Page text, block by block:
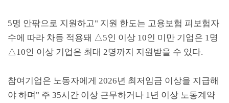
5명 안팎으로 지원하고" 지원 한도는 고용보험 피보험자
수에 따라 차등 적용돼 △5인 이상 10인 미만 기업은 1명
△10인 이상 기업은 최대 2명까지 지원받을 수 있다.
참여기업은 노동자에게 2026년 최저임금 이상을 지급해
야 하며 " 주 35시간 이상 근무하거나 1년 이상 노동계약